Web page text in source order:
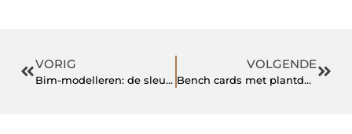
VORIG
Bim-modelleren: de sleutel tot efficiënter bouwen
VOLGENDE
Bench cards met plantdata voor heldere winkelcommunicatie